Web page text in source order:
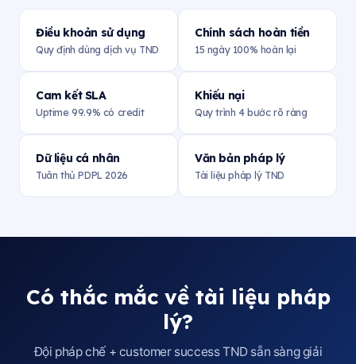
Điều khoản sử dụng
Quy định dùng dịch vụ TND
Chính sách hoàn tiền
15 ngày 100% hoàn lại
Cam kết SLA
Uptime 99.9% có credit
Khiếu nại
Quy trình 4 bước rõ ràng
Dữ liệu cá nhân
Tuân thủ PDPL 2026
Văn bản pháp lý
Tài liệu pháp lý TND
Có thắc mắc về tài liệu pháp
lý?
Đội pháp chế + customer success TND sẵn sàng giải